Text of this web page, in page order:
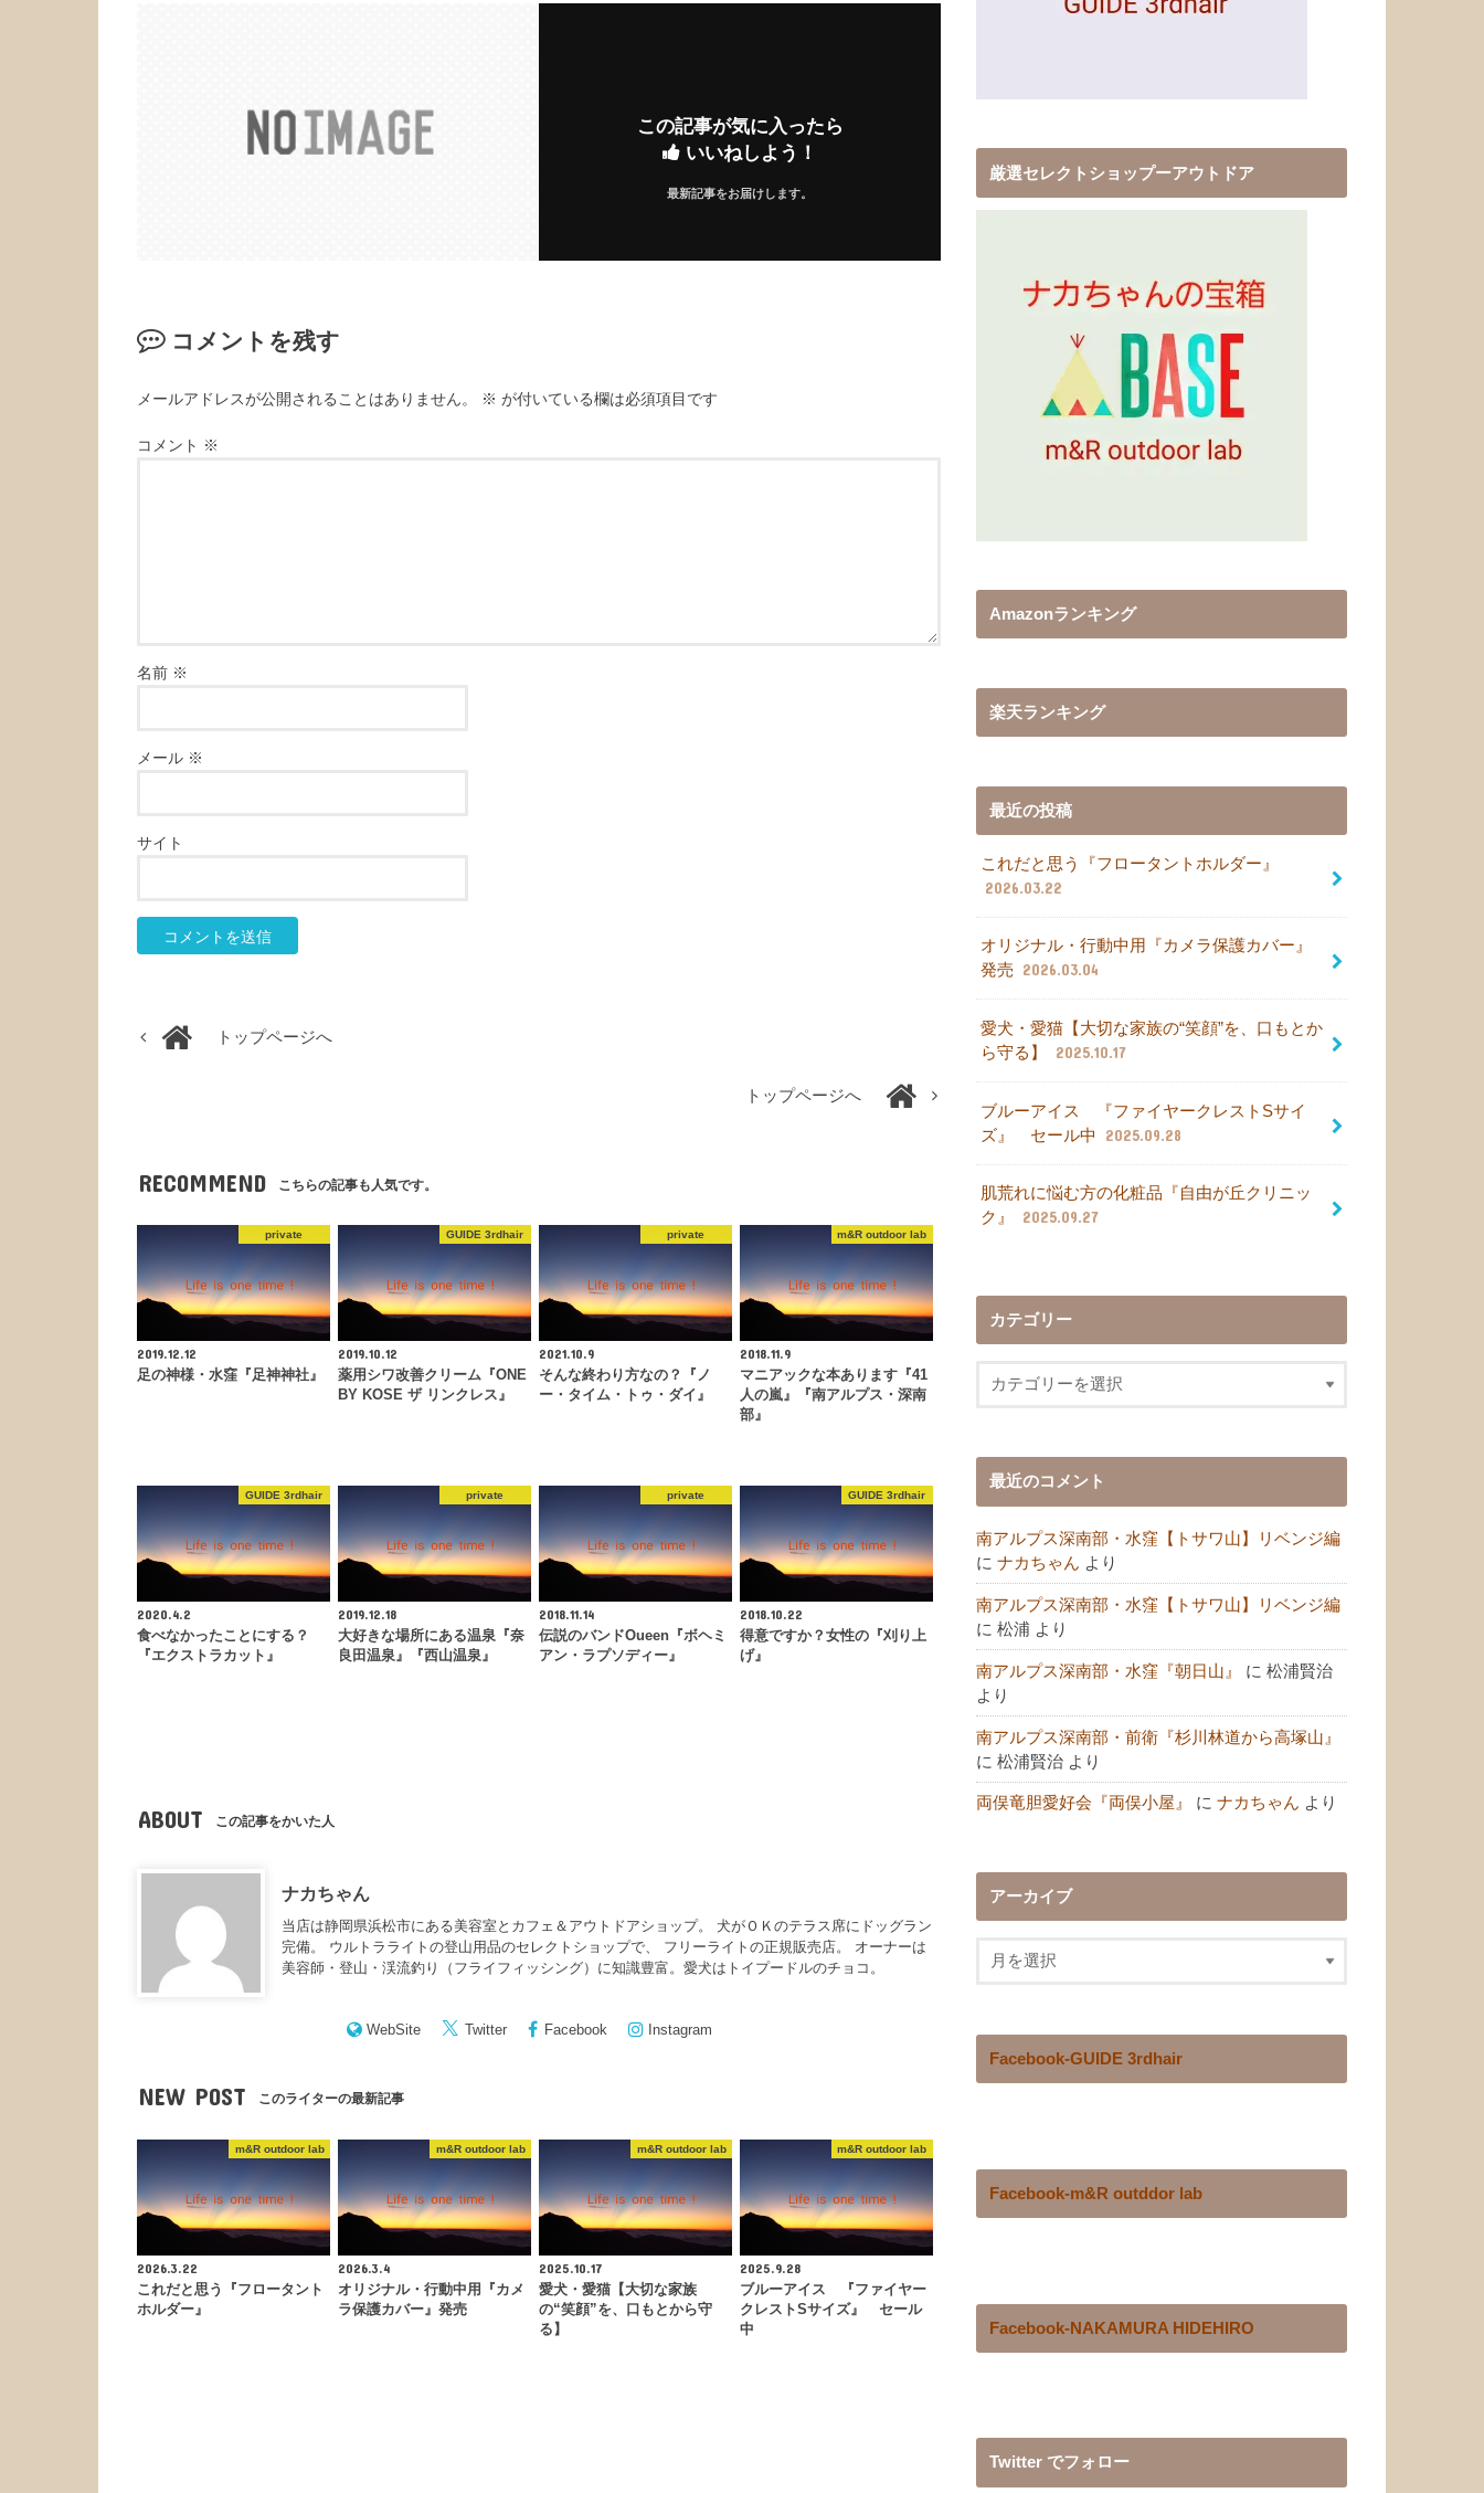
この記事が気に入ったら
いいねしよう！
最新記事をお届けします。
コメントを残す
メールアドレスが公開されることはありません。 ※ が付いている欄は必須項目です
コメント ※
名前 ※
メール ※
サイト
トップページへ
トップページへ
RECOMMEND こちらの記事も人気です。
private
2019.12.12
足の神様・水窪『足神神社』
GUIDE 3rdhair
2019.10.12
薬用シワ改善クリーム『ONE
BY KOSE ザ リンクレス』
private
2021.10.9
そんな終わり方なの？『ノ
ー・タイム・トゥ・ダイ』
m&R outdoor lab
2018.11.9
マニアックな本あります『41
人の嵐』『南アルプス・深南
部』
GUIDE 3rdhair
2020.4.2
食べなかったことにする？
『エクストラカット』
private
2019.12.18
大好きな場所にある温泉『奈
良田温泉』『西山温泉』
private
2018.11.14
伝説のバンドOueen『ボヘミ
アン・ラプソディー』
GUIDE 3rdhair
2018.10.22
得意ですか？女性の『刈り上
げ』
ABOUT この記事をかいた人
ナカちゃん
当店は静岡県浜松市にある美容室とカフェ＆アウトドアショップ。 犬がＯＫのテラス席にドッグラン
完備。 ウルトラライトの登山用品のセレクトショップで、 フリーライトの正規販売店。 オーナーは
美容師・登山・渓流釣り（フライフィッシング）に知識豊富。愛犬はトイプードルのチョコ。
WebSite Twitter Facebook Instagram
NEW POST このライターの最新記事
m&R outdoor lab
2026.3.22
これだと思う『フロータント
ホルダー』
m&R outdoor lab
2026.3.4
オリジナル・行動中用『カメ
ラ保護カバー』発売
m&R outdoor lab
2025.10.17
愛犬・愛猫【大切な家族
の“笑顔”を、口もとから守
る】
m&R outdoor lab
2025.9.28
ブルーアイス 『ファイヤー
クレストSサイズ』 セール
中
厳選セレクトショップーアウトドア
Amazonランキング
楽天ランキング
最近の投稿
これだと思う『フロータントホルダー』
2026.03.22
オリジナル・行動中用『カメラ保護カバー』
発売
2026.03.04
愛犬・愛猫【大切な家族の“笑顔”を、口もとか
ら守る】
2025.10.17
ブルーアイス 『ファイヤークレストSサイ
ズ』 セール中
2025.09.28
肌荒れに悩む方の化粧品『自由が丘クリニッ
ク』
2025.09.27
カテゴリー
最近のコメント
南アルプス深南部・水窪【トサワ山】リベンジ編
に ナカちゃん より
南アルプス深南部・水窪【トサワ山】リベンジ編
に 松浦 より
南アルプス深南部・水窪『朝日山』 に 松浦賢治
より
南アルプス深南部・前衛『杉川林道から高塚山』
に 松浦賢治 より
両俣竜胆愛好会『両俣小屋』 に ナカちゃん より
アーカイブ
Facebook-GUIDE 3rdhair
Facebook-m&R outddor lab
Facebook-NAKAMURA HIDEHIRO
Twitter でフォロー